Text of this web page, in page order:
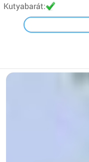
Kutyabarát: